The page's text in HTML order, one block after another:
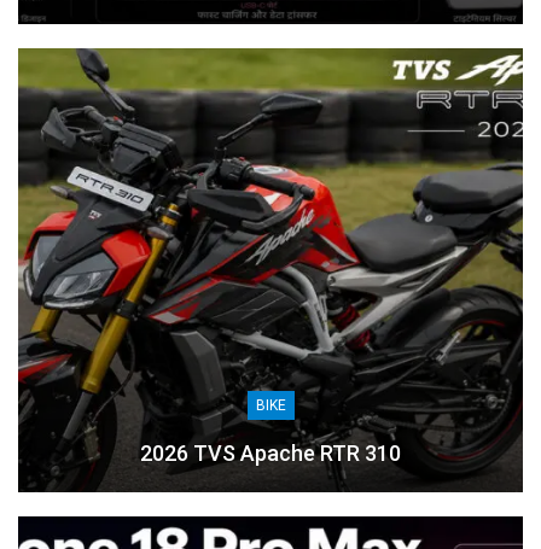
BIKE
2026 TVS Apache RTR 310